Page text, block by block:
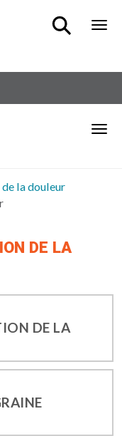
la douleur
DE LA
DE LA